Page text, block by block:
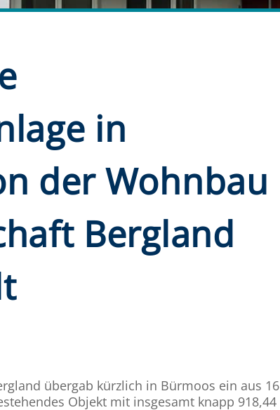
in
der Wohnbau
Bergland
übergab kürzlich in Bürmoos ein aus 16
Objekt mit insgesamt knapp 918,44